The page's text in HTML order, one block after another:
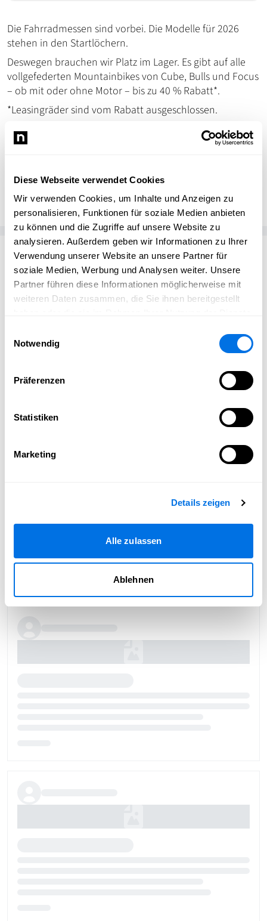
Diese Webseite verwendet Cookies
Wir verwenden Cookies, um Inhalte und Anzeigen zu
personalisieren, Funktionen für soziale Medien anbieten
zu können und die Zugriffe auf unsere Website zu
analysieren. Außerdem geben wir Informationen zu Ihrer
Verwendung unserer Website an unsere Partner für
soziale Medien, Werbung und Analysen weiter. Unsere
Partner führen diese Informationen möglicherweise mit
weiteren Daten zusammen, die Sie ihnen bereitgestellt
Notwendig
Präferenzen
Statistiken
Marketing
Details zeigen
Alle zulassen
Ablehnen
Die Fahrradmessen sind vorbei. Die Modelle für 2026
stehen in den Startlöchern.
Deswegen brauchen wir Platz im Lager. Es gibt auf alle
vollgefederten Mountainbikes von Cube, Bulls und Focus
– ob mit oder ohne Motor – bis zu 40 % Rabatt*.
*Leasingräder sind vom Rabatt ausgeschlossen.
SR
Sven Ruster
Radsport Ruster
Passend zum Thema